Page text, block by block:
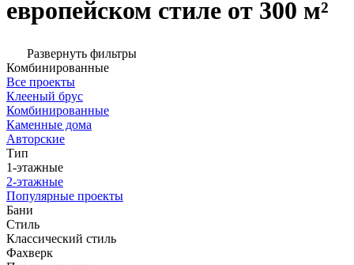
европейском стиле от 300 м²
Развернуть фильтры
Комбинированные
Все проекты
Клееный брус
Комбинированные
Каменные дома
Авторские
Тип
1-этажные
2-этажные
Популярные проекты
Бани
Стиль
Классический стиль
Фахверк